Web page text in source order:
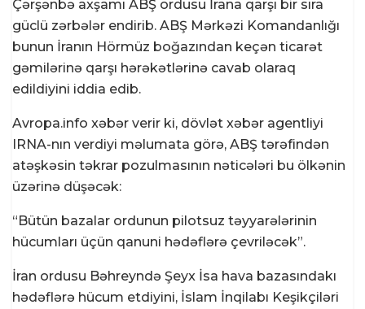
Çərşənbə axşamı ABŞ ordusu İrana qarşı bir sıra
güclü zərbələr endirib. ABŞ Mərkəzi Komandanlığı
bunun İranın Hörmüz boğazından keçən ticarət
gəmilərinə qarşı hərəkətlərinə cavab olaraq
edildiyini iddia edib.
Avropa.info xəbər verir ki, dövlət xəbər agentliyi
IRNA-nın verdiyi məlumata görə, ABŞ tərəfindən
atəşkəsin təkrar pozulmasının nəticələri bu ölkənin
üzərinə düşəcək:
“Bütün bazalar ordunun pilotsuz təyyarələrinin
hücumları üçün qanuni hədəflərə çevriləcək”.
İran ordusu Bəhreyndə Şeyx İsa hava bazasındakı
hədəflərə hücum etdiyini, İslam İnqilabı Keşikçiləri